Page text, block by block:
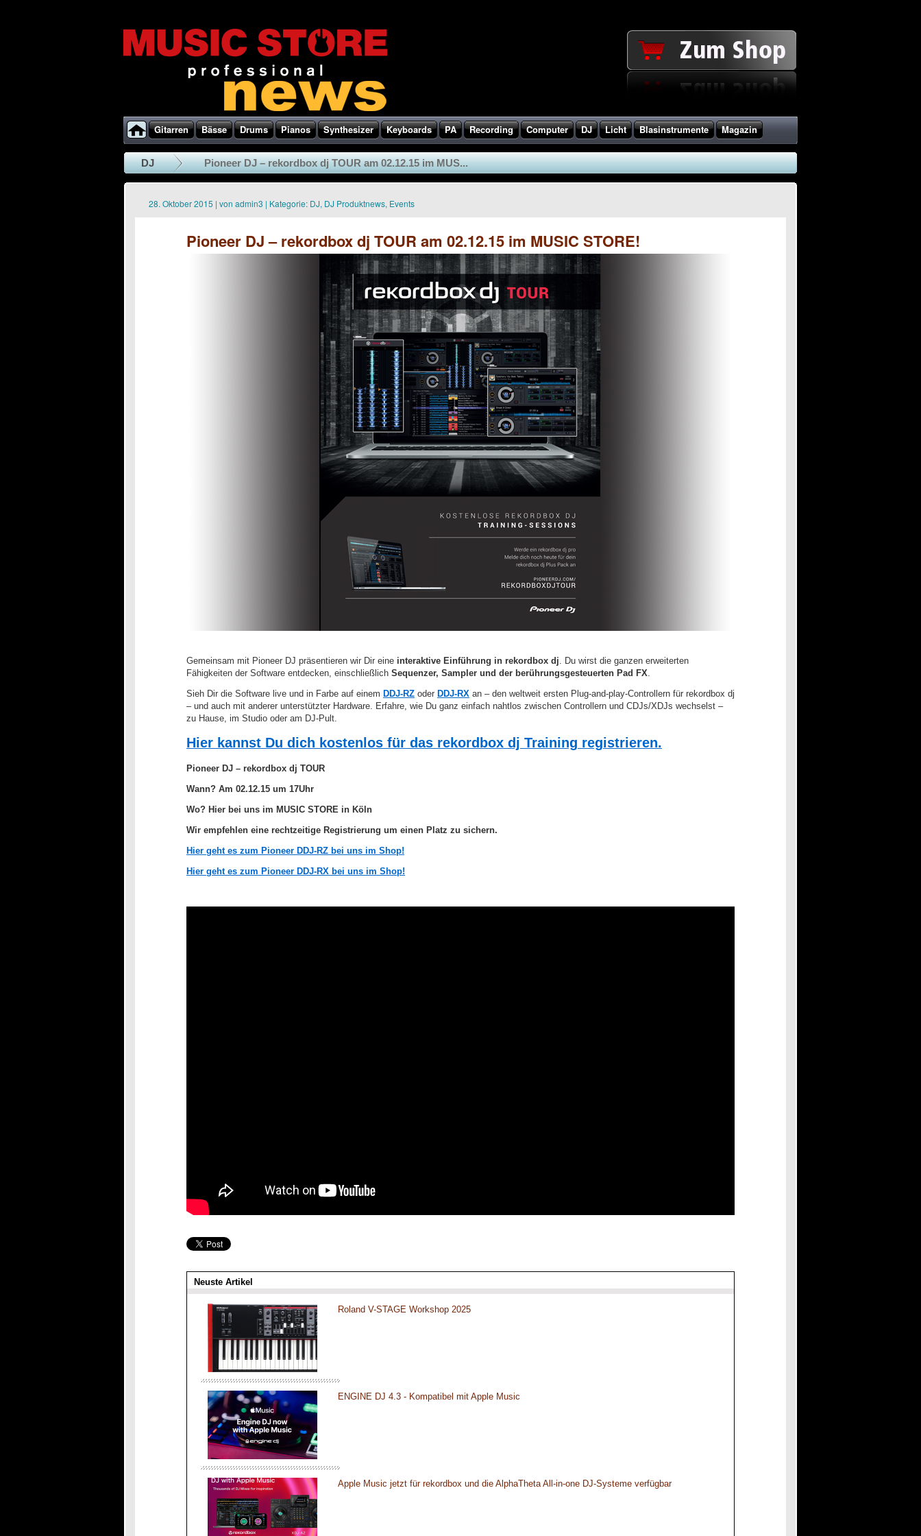
Gitarren Bässe Drums Pianos Synthesizer Keyboards PA Recording Computer DJ Licht Blasinstrumente Magazin
DJ Pioneer DJ – rekordbox dj TOUR am 02.12.15 im MUS...
28. Oktober 2015 | von admin3 | Kategorie: DJ, DJ Produktnews, Events
Pioneer DJ – rekordbox dj TOUR am 02.12.15 im MUSIC STORE!
Gemeinsam mit Pioneer DJ präsentieren wir Dir eine interaktive Einführung in rekordbox dj. Du wirst die ganzen erweiterten
Fähigkeiten der Software entdecken, einschließlich Sequenzer, Sampler und der berührungsgesteuerten Pad FX.
Sieh Dir die Software live und in Farbe auf einem DDJ-RZ oder DDJ-RX an – den weltweit ersten Plug-and-play-Controllern für rekordbox dj
– und auch mit anderer unterstützter Hardware. Erfahre, wie Du ganz einfach nahtlos zwischen Controllern und CDJs/XDJs wechselst –
zu Hause, im Studio oder am DJ-Pult.
Hier kannst Du dich kostenlos für das rekordbox dj Training registrieren.
Pioneer DJ – rekordbox dj TOUR
Wann? Am 02.12.15 um 17Uhr
Wo? Hier bei uns im MUSIC STORE in Köln
Wir empfehlen eine rechtzeitige Registrierung um einen Platz zu sichern.
Hier geht es zum Pioneer DDJ-RZ bei uns im Shop!
Hier geht es zum Pioneer DDJ-RX bei uns im Shop!
Neuste Artikel
Roland V-STAGE Workshop 2025
ENGINE DJ 4.3 - Kompatibel mit Apple Music
Apple Music jetzt für rekordbox und die AlphaTheta All-in-one DJ-Systeme verfügbar